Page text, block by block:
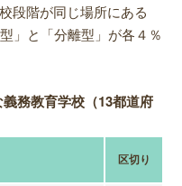
段階が同じ場所にある
」と「分離型」が各４％
務教育学校（13都道府
区切り